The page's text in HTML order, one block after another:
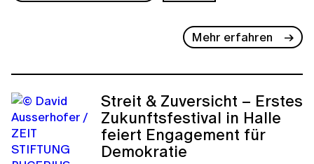
Mehr erfahren
Streit & Zuversicht – Erstes
Zukunftsfestival in Halle
feiert Engagement für
Demokratie